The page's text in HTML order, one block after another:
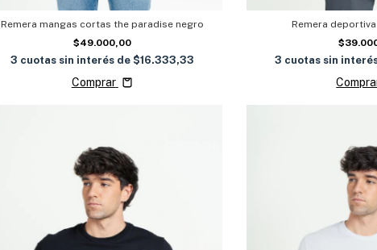
Remera mangas cortas the paradise negro
$49.000,00
3 cuotas sin interés de $16.333,33
Comprar
Remera
3 cuotas sin